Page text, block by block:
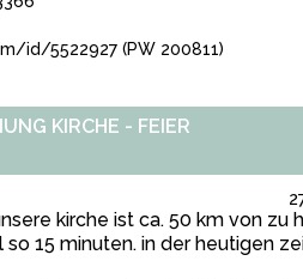
id/5522927 (PW 200811)
KIRCHE - FEIER
kirche ist ca. 50 km von zu
15 minuten. in der heutigen